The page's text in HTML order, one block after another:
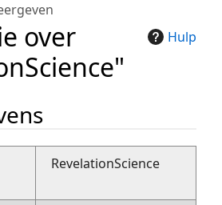
Hulp
over
RevelationScience